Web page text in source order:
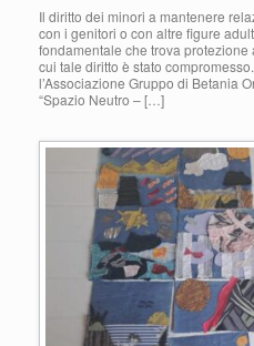
Il diritto dei minori a mantenere
con i genitori o con altre figure
fondamentale che trova
cui tale diritto è stato
l’Associazione Gruppo di Betania
“Spazio Neutro – […]